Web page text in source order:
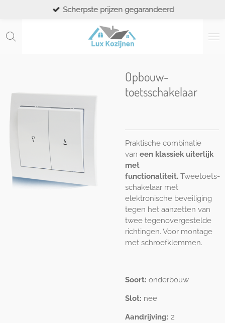
naar
Scherpste prijzen gegarandeerd
Opbouw-
toetsschakelaar
Praktische combinatie
van een klassiek uiterlijk
met
functionaliteit. Tweetoets-
schakelaar met
elektronische beveiliging
tegen het aanzetten van
twee tegenovergestelde
richtingen. Voor montage
met schroefklemmen.
Soort: onderbouw
Slot: nee
Aandrijving: 2